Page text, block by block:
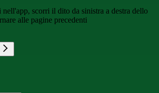
scorri il dito da sinistra a destra dello
alle pagine precedenti